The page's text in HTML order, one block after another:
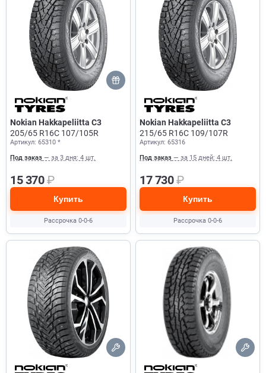
Nokian Hakkapeliitta C3
205/65 R16C 107/105R
Артикул: 65310 *
Под заказ — за 3 дня: 4 шт.
15 370₽
Купить
Рассрочка 0-0-6
Nokian Hakkapeliitta C3
215/65 R16C 109/107R
Артикул: 65316
Под заказ — за 15 дней: 4 шт.
17 730₽
Купить
Рассрочка 0-0-6